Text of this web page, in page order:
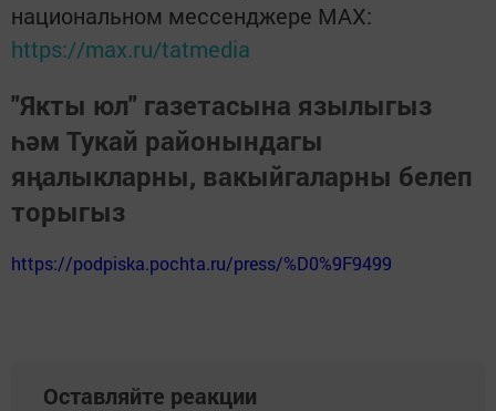
национальном мессенджере MАХ:
https://max.ru/tatmedia
"Якты юл" газетасына язылыгыз
һәм Тукай районындагы
яңалыкларны, вакыйгаларны белеп
торыгыз
https://podpiska.pochta.ru/press/%D0%9F9499
Оставляйте реакции